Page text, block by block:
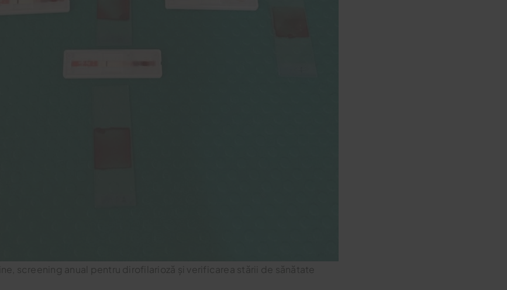
screening anual pentru dirofilarioză și verificarea stării de sănătate